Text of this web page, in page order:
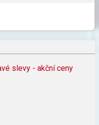
slevy - akční ceny